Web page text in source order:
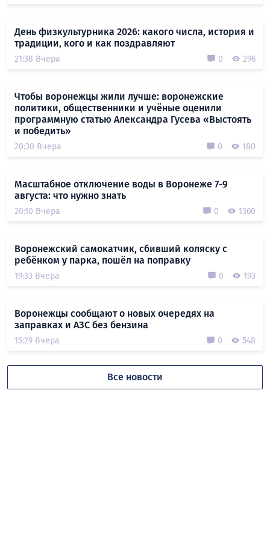
День физкультурника 2026: какого числа, история и
традиции, кого и как поздравляют
21:38 Вчера 0 296
Чтобы воронежцы жили лучше: воронежские
политики, общественники и учёные оценили
программную статью Александра Гусева «Выстоять
и победить»
20:30 Вчера 0 180
Масштабное отключение воды в Воронеже 7-9
августа: что нужно знать
20:10 Вчера 0 1360
Воронежский самокатчик, сбивший коляску с
ребёнком у парка, пошёл на поправку
19:33 Вчера 0 193
Воронежцы сообщают о новых очередях на
заправках и АЗС без бензина
15:29 Вчера 0 548
Все новости